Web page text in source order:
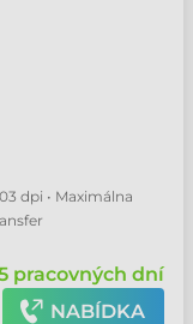
dpi • Maximálna
pracovných dní
NABÍDKA